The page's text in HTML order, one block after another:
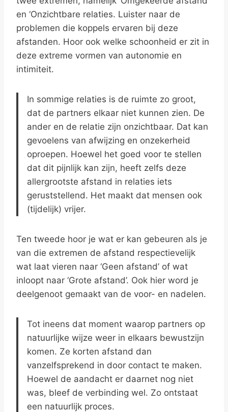
en ‘Onzichtbare relaties. Luister naar de
problemen die koppels ervaren bij deze
afstanden. Hoor ook welke schoonheid er zit in
deze extreme vormen van autonomie en
intimiteit.
In sommige relaties is de ruimte zo groot,
dat de partners elkaar niet kunnen zien. De
ander en de relatie zijn onzichtbaar. Dat kan
gevoelens van afwijzing en onzekerheid
oproepen. Hoewel het goed voor te stellen
dat dit pijnlijk kan zijn, heeft zelfs deze
allergrootste afstand in relaties iets
geruststellend. Het maakt dat mensen ook
(tijdelijk) vrijer.
Ten tweede hoor je wat er kan gebeuren als je
van die extremen de afstand respectievelijk
wat laat vieren naar ‘Geen afstand’ of wat
inloopt naar ‘Grote afstand’. Ook hier word je
deelgenoot gemaakt van de voor- en nadelen.
Tot ineens dat moment waarop partners op
natuurlijke wijze weer in elkaars bewustzijn
komen. Ze korten afstand dan
vanzelfsprekend in door contact te maken.
Hoewel de aandacht er daarnet nog niet
was, bleef de verbinding wel. Zo ontstaat
een natuurlijk proces.